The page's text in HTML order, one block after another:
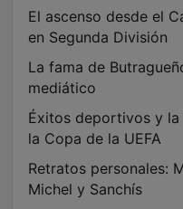
El ascenso desde el
en Segunda División
La fama de
mediático
Éxitos deportivos y
la Copa de la UEFA
Retratos personales:
Michel y Sanchís